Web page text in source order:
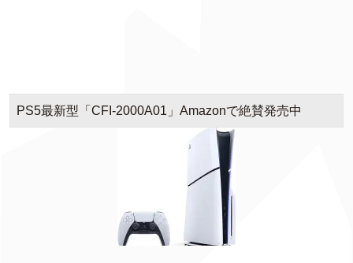
PS5最新型「CFI-2000A01」Amazonで絶賛発売中